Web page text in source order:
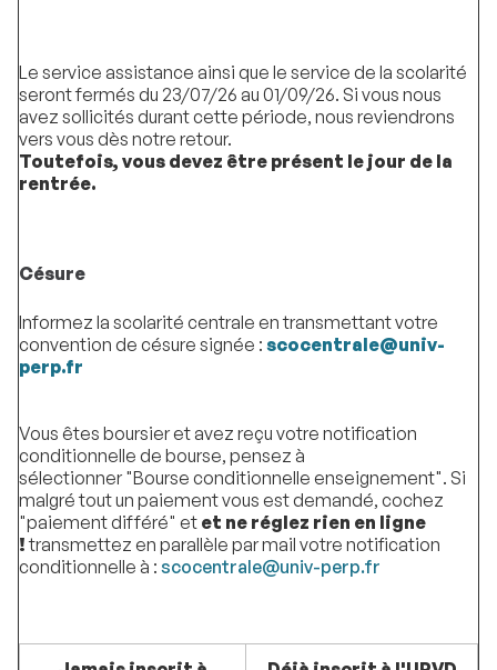
Le service assistance ainsi que le service de la scolarité
seront fermés du 23/07/26 au 01/09/26. Si vous nous
avez sollicités durant cette période, nous reviendrons
vers vous dès notre retour.
Toutefois, vous devez être présent le jour de la
rentrée.
Césure
Informez la scolarité centrale en transmettant votre
convention de césure signée : scocentrale@univ-
perp.fr
Vous êtes boursier et avez reçu votre notification
conditionnelle de bourse, pensez à
sélectionner "Bourse conditionnelle enseignement". Si
malgré tout un paiement vous est demandé, cochez
"paiement différé" et et ne réglez rien en ligne
!transmettez en parallèle par mail votre notification
conditionnelle à : scocentrale@univ-perp.fr